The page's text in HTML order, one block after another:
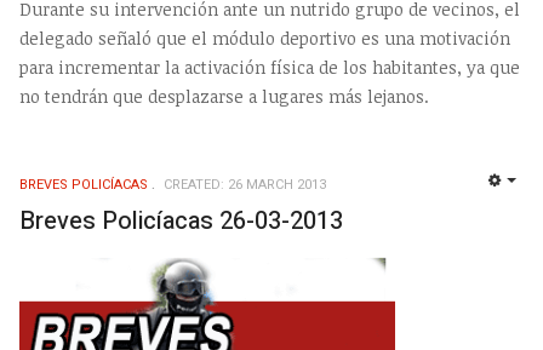
Durante su intervención ante un nutrido grupo de vecinos, el
delegado señaló que el módulo deportivo es una motivación
para incrementar la activación física de los habitantes, ya que
no tendrán que desplazarse a lugares más lejanos.
BREVES POLICÍACAS CREATED: 26 MARCH 2013
Breves Policíacas 26-03-2013